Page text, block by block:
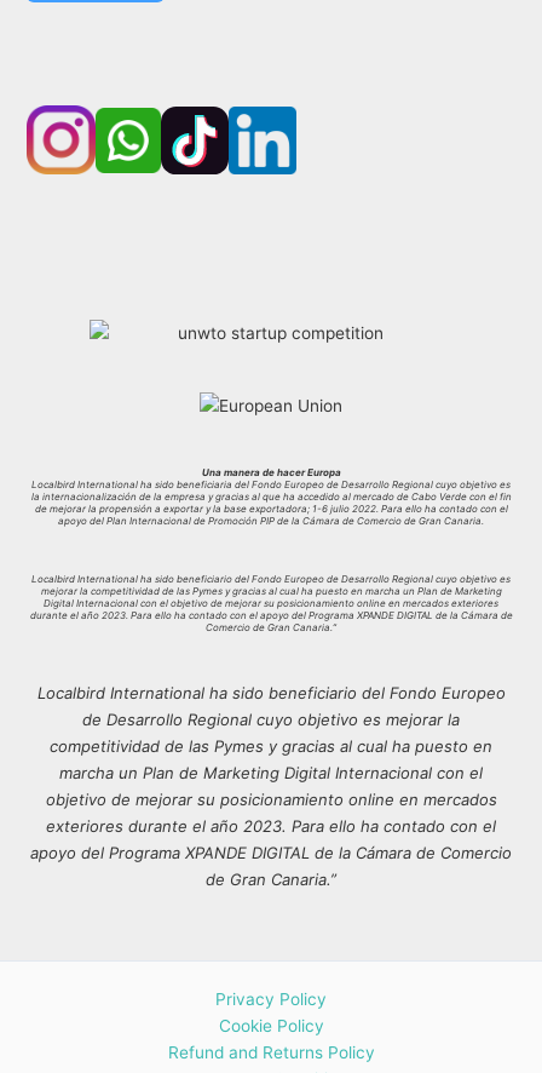
Una manera de hacer Europa
Localbird International ha sido beneficiaria del Fondo Europeo de Desarrollo Regional cuyo objetivo es
la internacionalización de la empresa y gracias al que ha accedido al mercado de Cabo Verde con el fin
de mejorar la propensión a exportar y la base exportadora; 1-6 julio 2022. Para ello ha contado con el
apoyo del Plan Internacional de Promoción PIP de la Cámara de Comercio de Gran Canaria.
Localbird International ha sido beneficiario del Fondo Europeo de Desarrollo Regional cuyo objetivo es
mejorar la competitividad de las Pymes y gracias al cual ha puesto en marcha un Plan de Marketing
Digital Internacional con el objetivo de mejorar su posicionamiento online en mercados exteriores
durante el año 2023. Para ello ha contado con el apoyo del Programa XPANDE DIGITAL de la Cámara de
Comercio de Gran Canaria.”
Localbird International ha sido beneficiario del Fondo Europeo
de Desarrollo Regional cuyo objetivo es mejorar la
competitividad de las Pymes y gracias al cual ha puesto en
marcha un Plan de Marketing Digital Internacional con el
objetivo de mejorar su posicionamiento online en mercados
exteriores durante el año 2023. Para ello ha contado con el
apoyo del Programa XPANDE DIGITAL de la Cámara de Comercio
de Gran Canaria.”
Privacy Policy
Cookie Policy
Refund and Returns Policy